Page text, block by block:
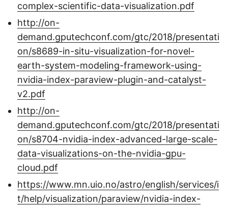
complex-scientific-data-visualization.pdf
http://on-
demand.gputechconf.com/gtc/2018/presentati
on/s8689-in-situ-visualization-for-novel-
earth-system-modeling-framework-using-
nvidia-index-paraview-plugin-and-catalyst-
v2.pdf
http://on-
demand.gputechconf.com/gtc/2018/presentati
on/s8704-nvidia-index-advanced-large-scale-
data-visualizations-on-the-nvidia-gpu-
cloud.pdf
https://www.mn.uio.no/astro/english/services/i
t/help/visualization/paraview/nvidia-index-